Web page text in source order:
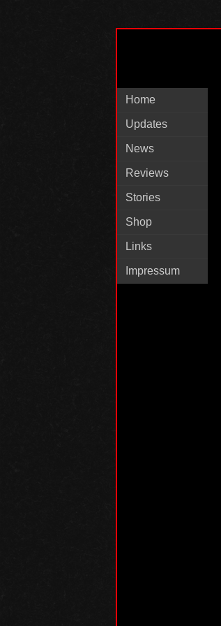
Home
Updates
News
Reviews
Stories
Shop
Links
Impressum